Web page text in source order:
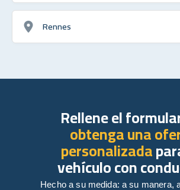
Rennes
Rellene el
obtenga una
personalizada
vehículo con
Hecho a su medida: a su manera,